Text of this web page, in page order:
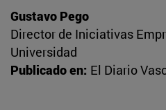
Gustavo Pego
Director de Iniciativas
Universidad
Publicado en: El Diario